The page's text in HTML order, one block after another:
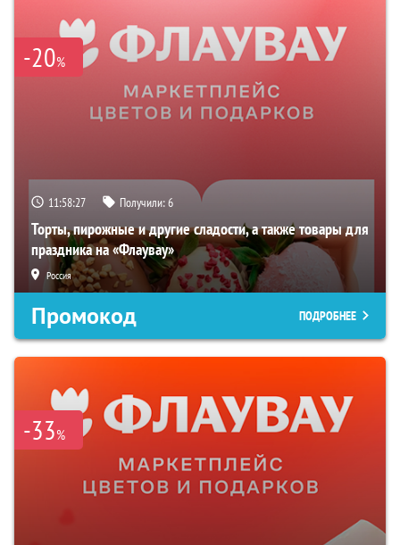
-20%
11:58:26 Получили:6
Торты, пирожные и другие сладости, а также товары для
праздника на «Флаувау»
Россия
Промокод ПОДРОБНЕЕ
-33%